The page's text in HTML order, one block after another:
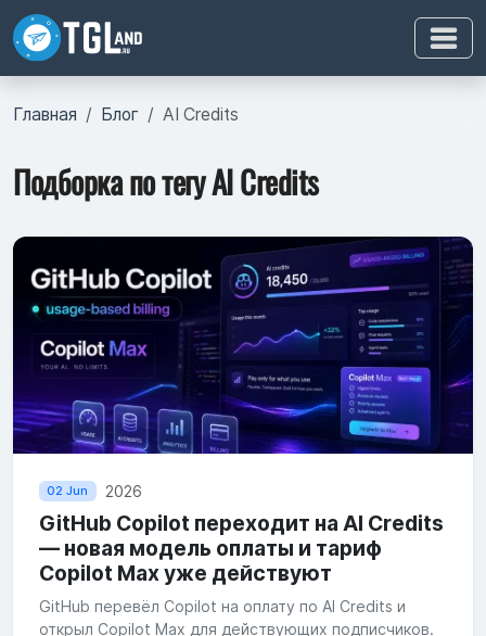
Главная Блог AI Credits
Подборка по тегу AI Credits
02 Jun 2026
GitHub Copilot переходит на AI Credits
— новая модель оплаты и тариф
Copilot Max уже действуют
GitHub перевёл Copilot на оплату по AI Credits и
открыл Copilot Max для действующих подписчиков.